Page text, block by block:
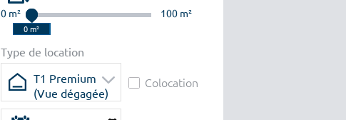
0 m² 100 m²
Type de location
T1 Premium
(Vue dégagée)
Colocation